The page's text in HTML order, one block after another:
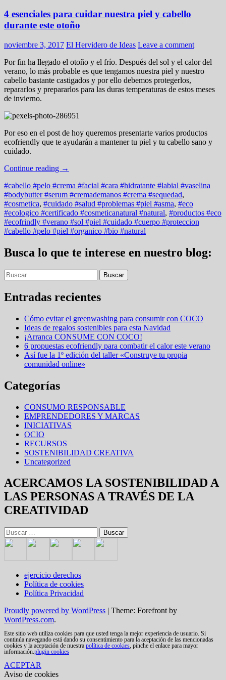
4 esenciales para cuidar nuestra piel y cabello
durante este otoño
noviembre 3, 2017 El Hervidero de Ideas Leave a comment
Por fin ha llegado el otoño y el frío. Después del sol y el calor del
verano, lo más probable es que tengamos nuestra piel y nuestro
cabello bastante castigados y por ello debemos protegerlos,
repararlos y prepararlos para las duras temperaturas de estos meses
de invierno.
Por eso en el post de hoy queremos presentarte varios productos
ecofriendly que te ayudarán a mantener tu piel y tu cabello sano y
cuidado.
Continue reading →
#cabello #pelo #crema #facial #cara #hidratante #labial #vaselina
#bodybutter #serum #cremademanos #crema #sequedad,
#cosmetica, #cuidado #salud #problemas #piel #asma, #eco
#ecologico #certificado #cosmeticanatural #natural, #productos #eco
#ecofrindly #verano #sol #piel #cuidado #cuerpo #proteccion
#cabello #pelo #piel #organico #bio #natural
Busca lo que te interese en nuestro blog:
Buscar:
Entradas recientes
Cómo evitar el greenwashing para consumir con COCO
Ideas de regalos sostenibles para esta Navidad
¡Arranca CONSUME CON COCO!
6 propuestas ecofriendly para combatir el calor este verano
Así fue la 1º edición del taller «Construye tu propia
comunidad online»
Categorías
CONSUMO RESPONSABLE
EMPRENDEDORES Y MARCAS
INICIATIVAS
OCIO
RECURSOS
SOSTENIBILIDAD CREATIVA
Uncategorized
ACERCAMOS LA SOSTENIBILIDAD A
LAS PERSONAS A TRAVÉS DE LA
CREATIVIDAD
Buscar:
ejercicio derechos
Política de cookies
Política Privacidad
Proudly powered by WordPress | Theme: Forefront by
WordPress.com.
Este sitio web utiliza cookies para que usted tenga la mejor experiencia de usuario. Si
continúa navegando está dando su consentimiento para la aceptación de las mencionadas
cookies y la aceptación de nuestra política de cookies, pinche el enlace para mayor
información.plugin cookies
ACEPTAR
Aviso de cookies